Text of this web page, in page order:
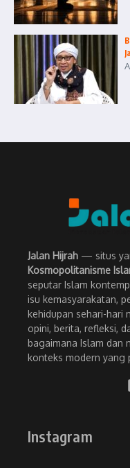
Jalan Hijrah — situs
Kosmopolitanisme
seputar Islam
isu kemasyarakatan,
kehidupan sehari-hari
opini, berita, refleksi,
bagaimana Islam dan
konteks modern yang
Instagram